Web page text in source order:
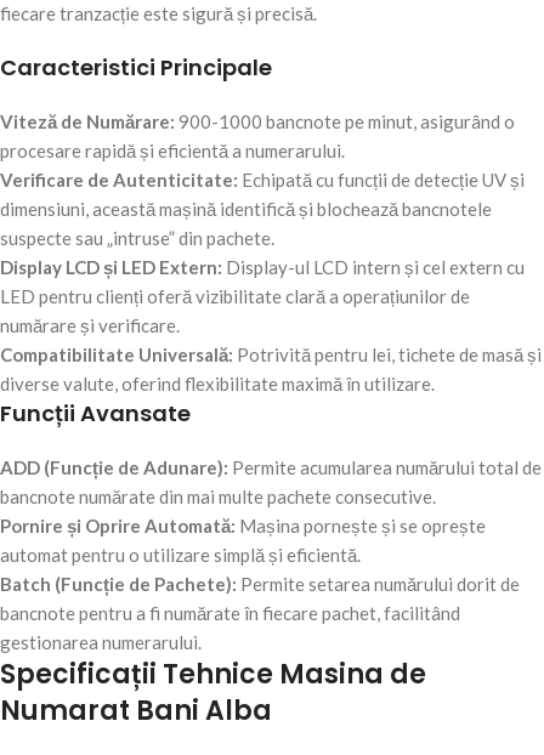
fiecare tranzacție este sigură și precisă.
Caracteristici Principale
Viteză de Numărare: 900-1000 bancnote pe minut, asigurând o
procesare rapidă și eficientă a numerarului.
Verificare de Autenticitate: Echipată cu funcții de detecție UV și
dimensiuni, această mașină identifică și blochează bancnotele
suspecte sau „intruse” din pachete.
Display LCD și LED Extern: Display-ul LCD intern și cel extern cu
LED pentru clienți oferă vizibilitate clară a operațiunilor de
numărare și verificare.
Compatibilitate Universală: Potrivită pentru lei, tichete de masă și
diverse valute, oferind flexibilitate maximă în utilizare.
Funcții Avansate
ADD (Funcție de Adunare): Permite acumularea numărului total de
bancnote numărate din mai multe pachete consecutive.
Pornire și Oprire Automată: Mașina pornește și se oprește
automat pentru o utilizare simplă și eficientă.
Batch (Funcție de Pachete): Permite setarea numărului dorit de
bancnote pentru a fi numărate în fiecare pachet, facilitând
gestionarea numerarului.
Specificații Tehnice Masina de
Numarat Bani Alba